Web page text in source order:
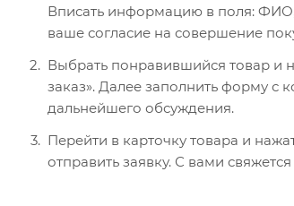
Вписать информацию в поля:
ваше согласие на совершение
Выбрать понравившийся товар и
заказ». Далее заполнить форму с
дальнейшего обсуждения.
Перейти в карточку товара и
отправить заявку. С вами